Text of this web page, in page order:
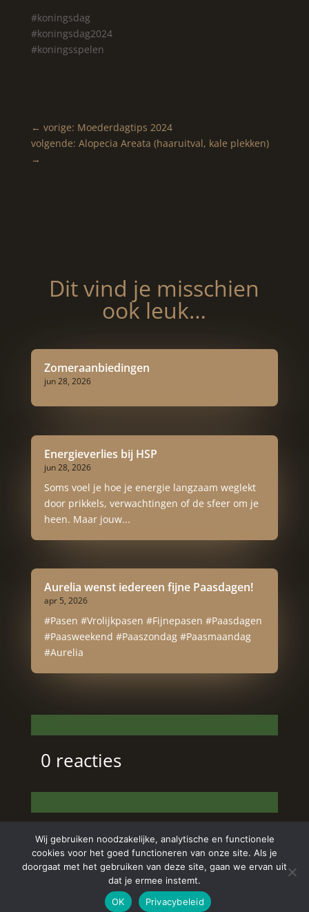
#koningsdag
#koningsdag2024
#koningsspelen
← vorige: Moederdagtips 2024
volgende: Alopecia Areata (haaruitval, kale plekken)
→
Dit vind je misschien
ook leuk…
Zomeraanbiedingen
jun 28, 2026
Energieverlies bij HSP
jun 28, 2026
Soms voel je hoe je energie langzaam weglekt
door prikkels, verwachtingen of de sfeer om je
heen. Maar jouw...
Aurelia wenst iedereen fijne Paasdagen!
apr 5, 2026
#Pasen #Vrolijkpasen #Fijnepasen #Paasdagen
#Paasweekend #Paaszondag #Paasmaandag
#Aurelia
0 reacties
Copyright © 2024 Aurelia Schoonheidssalon | All
Rights Reserved | WebdesignAppdsgn
Wij gebruiken noodzakelijke, analytische en functionele
cookies voor het goed functioneren van onze site. Als je
doorgaat met het gebruiken van deze site, gaan we ervan uit
dat je ermee instemt.
OK
Privacybeleid